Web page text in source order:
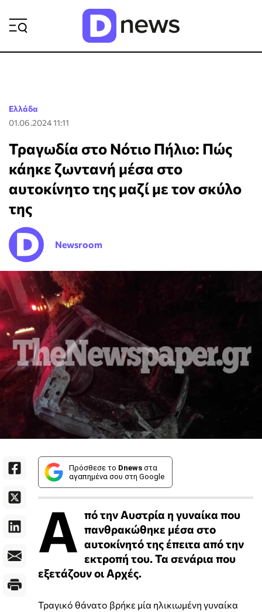
Ελλάδα
01.06.2024 11:11
Τραγωδία στο Νότιο Πήλιο: Πώς
κάηκε ζωντανή μέσα στο
αυτοκίνητο της μαζί με τον σκύλο
της
Newsroom
Πρόσθεσε το Dnews στα
αγαπημένα σου στη Google
Α πό την Αυστρία η γυναίκα που
πανθρακώθηκε μέσα στο
αυτοκίνητό της έπειτα από την
εκτροπή του. Τα σενάρια που
εξετάζουν οι Αρχές.
Τραγικό θάνατο βρήκε μία ηλικιωμένη γυναίκα